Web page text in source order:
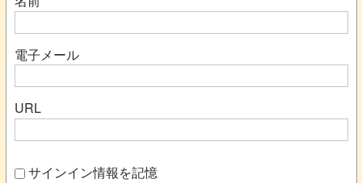
電子メール
URL
サインイン情報を記憶